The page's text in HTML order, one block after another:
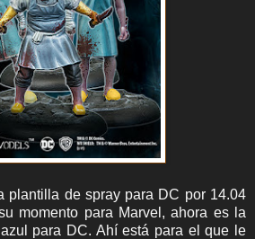
plantilla de spray para DC por 14.04
momento para Marvel, ahora es la
para DC. Ahí está para el que le